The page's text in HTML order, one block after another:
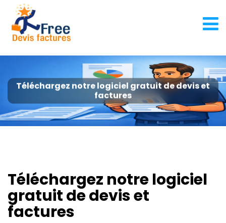
Téléchargez notre logiciel gratuit de devis et
factures
Téléchargez notre logiciel
gratuit de devis et
factures